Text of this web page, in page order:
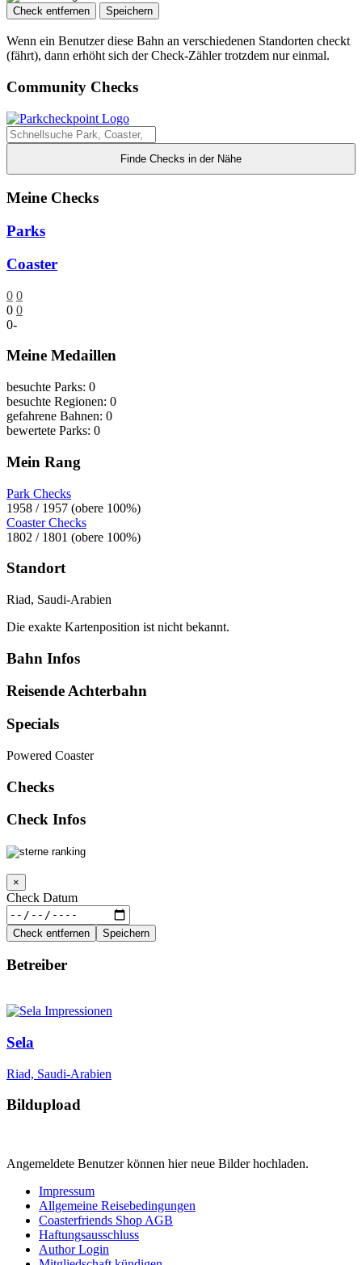
Check entfernen Speichern
Wenn ein Benutzer diese Bahn an verschiedenen Standorten checkt
(fährt), dann erhöht sich der Check-Zähler trotzdem nur einmal.
Community Checks
Finde Checks in der Nähe
Meine Checks
Parks
Coaster
0 0
0 0
0-
Meine Medaillen
besuchte Parks: 0
besuchte Regionen: 0
gefahrene Bahnen: 0
bewertete Parks: 0
Mein Rang
Park Checks
1958 / 1957 (obere 100%)
Coaster Checks
1802 / 1801 (obere 100%)
Standort
Riad, Saudi-Arabien
Die exakte Kartenposition ist nicht bekannt.
Bahn Infos
Reisende Achterbahn
Specials
Powered Coaster
Checks
Check Infos
×
Check Datum
Check entfernen Speichern
Betreiber
Sela
Riad, Saudi-Arabien
Bildupload
Angemeldete Benutzer können hier neue Bilder hochladen.
Impressum
Allgemeine Reisebedingungen
Coasterfriends Shop AGB
Haftungsausschluss
Author Login